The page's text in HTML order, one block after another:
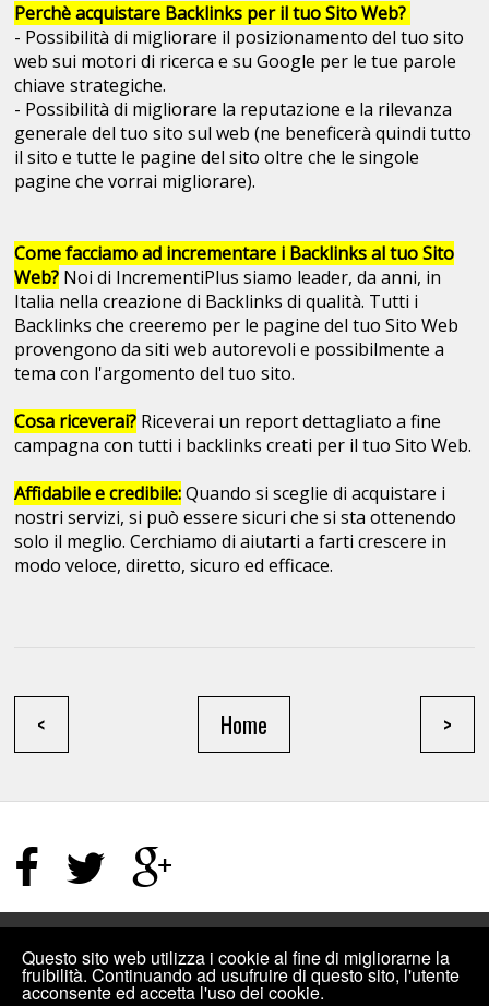
Perchè acquistare Backlinks per il tuo Sito Web?
- Possibilità di migliorare il posizionamento del tuo sito
web sui motori di ricerca e su Google per le tue parole
chiave strategiche.
- Possibilità di migliorare la reputazione e la rilevanza
generale del tuo sito sul web (ne beneficerà quindi tutto
il sito e tutte le pagine del sito oltre che le singole
pagine che vorrai migliorare).
Come facciamo ad incrementare i Backlinks al tuo Sito
Web? Noi di IncrementiPlus siamo leader, da anni, in
Italia nella creazione di Backlinks di qualità. Tutti i
Backlinks che creeremo per le pagine del tuo Sito Web
provengono da siti web autorevoli e possibilmente a
tema con l'argomento del tuo sito.
Cosa riceverai? Riceverai un report dettagliato a fine
campagna con tutti i backlinks creati per il tuo Sito Web.
Affidabile e credibile:Quando si sceglie di acquistare i
nostri servizi, si può essere sicuri che si sta ottenendo
solo il meglio. Cerchiamo di aiutarti a farti crescere in
modo veloce, diretto, sicuro ed efficace.
< >
Home
©2019INCREMENTIPLUS: COMPRARE MI PIACE FACEBOOK, VISUALIZZAZIONI
Questo sito web utilizza i cookie al fine di migliorarne la
fruibilità. Continuando ad usufruire di questo sito, l'utente
acconsente ed accetta l'uso dei cookie.